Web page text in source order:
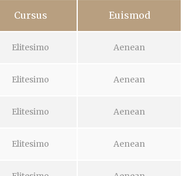
Cursus Euismod
Elitesimo Aenean
Elitesimo Aenean
Elitesimo Aenean
Elitesimo Aenean